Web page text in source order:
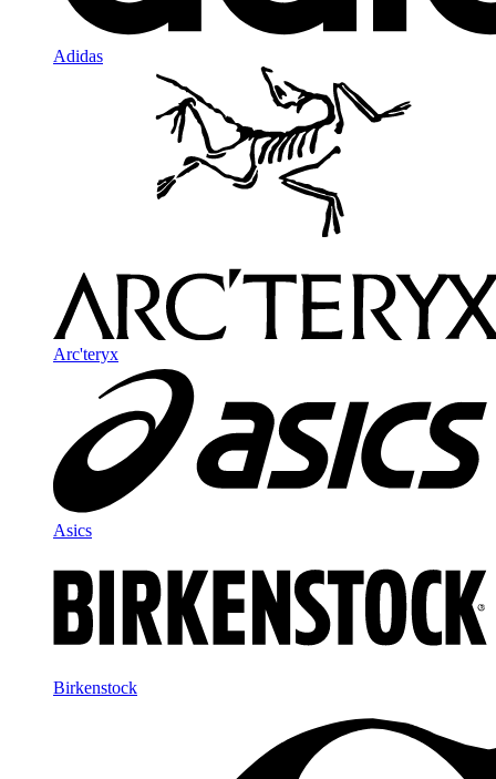
Adidas
Arc'teryx
Asics
Birkenstock